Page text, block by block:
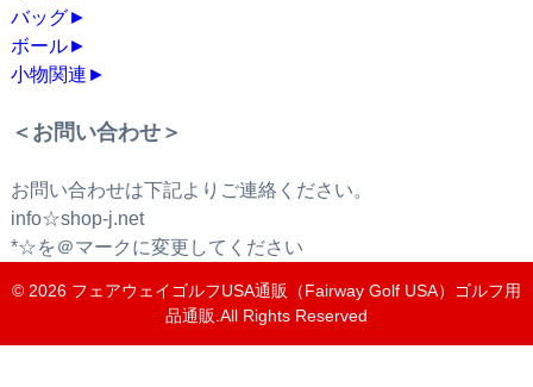
バッグ►
ボール►
小物関連 ►
＜お問い合わせ＞
お問い合わせは下記よりご連絡ください。
info☆shop-j.net
*☆を＠マークに変更してください
© 2026 フェアウェイゴルフUSA通販（Fairway Golf USA）ゴルフ用
品通販 .All Rights Reserved